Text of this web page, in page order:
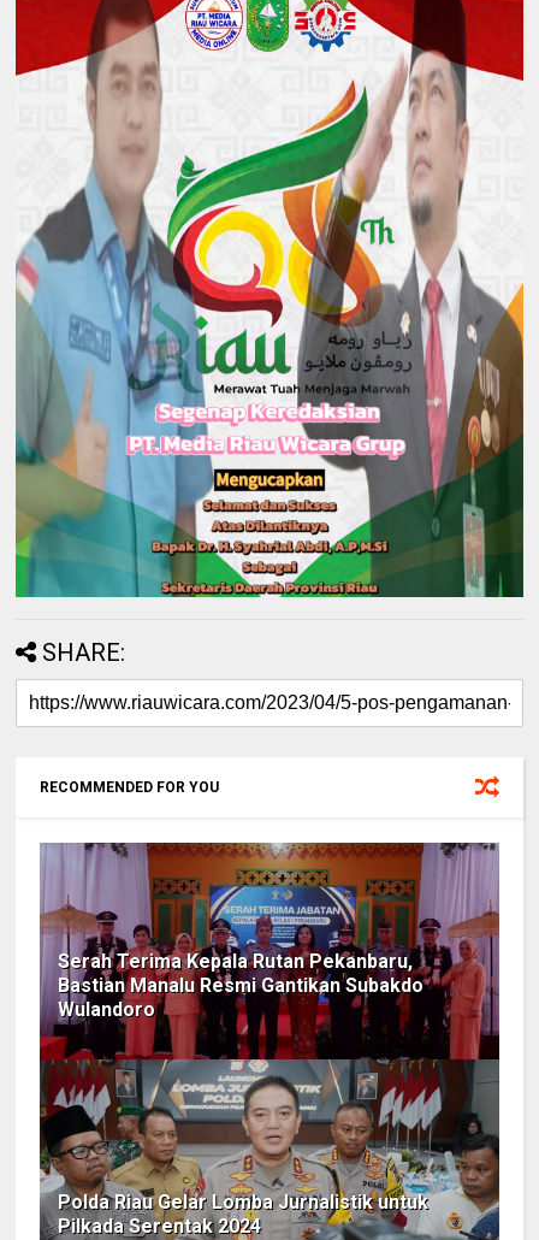
SHARE:
RECOMMENDED FOR YOU
Serah Terima Kepala Rutan Pekanbaru,
Bastian Manalu Resmi Gantikan Subakdo
Wulandoro
Polda Riau Gelar Lomba Jurnalistik untuk
Pilkada Serentak 2024